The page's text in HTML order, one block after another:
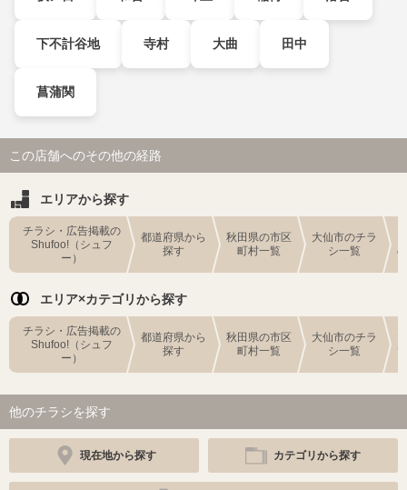
下不計谷地 寺村 大曲 田中
菖蒲関
この店舗へのその他の経路
エリアから探す
チラシ・広告掲載の
Shufoo!（シュフ
ー）
都道府県から
探す
秋田県の市区
町村一覧
大仙市のチラ
シ一覧
エリア×カテゴリから探す
チラシ・広告掲載の
Shufoo!（シュフ
ー）
都道府県から
探す
秋田県の市区
町村一覧
大仙市のチラ
シ一覧
他のチラシを探す
現在地から探す カテゴリから探す